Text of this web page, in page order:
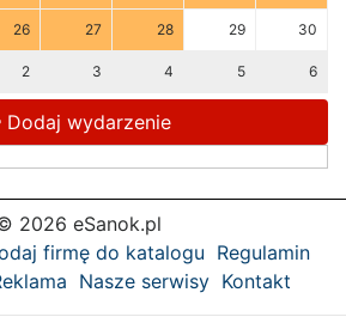
26 27 28 29 30
2 3 4 5 6
Dodaj wydarzenie
2026 eSanok.pl
firmę do katalogu Regulamin
Nasze serwisy Kontakt